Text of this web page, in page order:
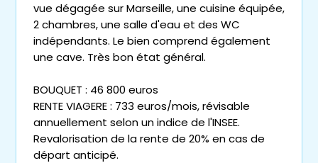
vue dégagée sur Marseille, une cuisine équipée,
2 chambres, une salle d'eau et des WC
indépendants. Le bien comprend également
une cave. Très bon état général.
BOUQUET : 46 800 euros
RENTE VIAGERE : 733 euros/mois, révisable
annuellement selon un indice de l'INSEE.
Revalorisation de la rente de 20% en cas de
départ anticipé.